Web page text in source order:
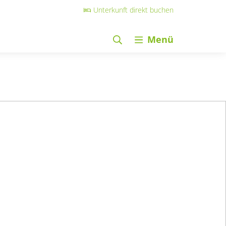
Unterkunft direkt buchen
Menü